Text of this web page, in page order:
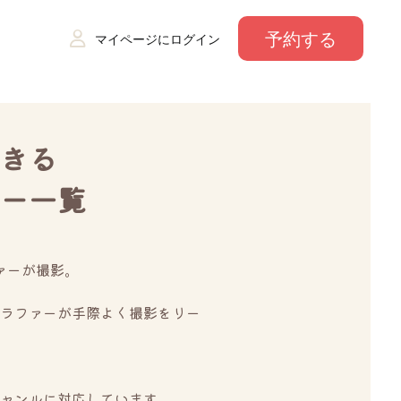
マイページにログイン 予約する
る
一覧
が撮影。
ファーが手際よく撮影をリー